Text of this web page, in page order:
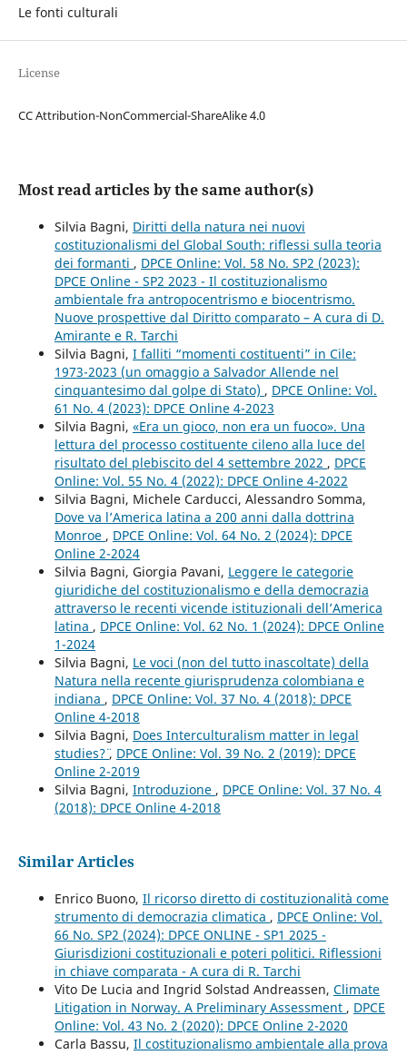
Le fonti culturali
License
CC Attribution-NonCommercial-ShareAlike 4.0
Most read articles by the same author(s)
Silvia Bagni, Diritti della natura nei nuovi
costituzionalismi del Global South: riflessi sulla teoria
dei formanti , DPCE Online: Vol. 58 No. SP2 (2023):
DPCE Online - SP2 2023 - Il costituzionalismo
ambientale fra antropocentrismo e biocentrismo.
Nuove prospettive dal Diritto comparato – A cura di D.
Amirante e R. Tarchi
Silvia Bagni, I falliti “momenti costituenti” in Cile:
1973-2023 (un omaggio a Salvador Allende nel
cinquantesimo dal golpe di Stato) , DPCE Online: Vol.
61 No. 4 (2023): DPCE Online 4-2023
Silvia Bagni, «Era un gioco, non era un fuoco». Una
lettura del processo costituente cileno alla luce del
risultato del plebiscito del 4 settembre 2022 , DPCE
Online: Vol. 55 No. 4 (2022): DPCE Online 4-2022
Silvia Bagni, Michele Carducci, Alessandro Somma,
Dove va l’America latina a 200 anni dalla dottrina
Monroe , DPCE Online: Vol. 64 No. 2 (2024): DPCE
Online 2-2024
Silvia Bagni, Giorgia Pavani, Leggere le categorie
giuridiche del costituzionalismo e della democrazia
attraverso le recenti vicende istituzionali dell’America
latina , DPCE Online: Vol. 62 No. 1 (2024): DPCE Online
1-2024
Silvia Bagni, Le voci (non del tutto inascoltate) della
Natura nella recente giurisprudenza colombiana e
indiana , DPCE Online: Vol. 37 No. 4 (2018): DPCE
Online 4-2018
Silvia Bagni, Does Interculturalism matter in legal
studies?¨, DPCE Online: Vol. 39 No. 2 (2019): DPCE
Online 2-2019
Silvia Bagni, Introduzione , DPCE Online: Vol. 37 No. 4
(2018): DPCE Online 4-2018
Similar Articles
Enrico Buono, Il ricorso diretto di costituzionalità come
strumento di democrazia climatica , DPCE Online: Vol.
66 No. SP2 (2024): DPCE ONLINE - SP1 2025 -
Giurisdizioni costituzionali e poteri politici. Riflessioni
in chiave comparata - A cura di R. Tarchi
Vito De Lucia and Ingrid Solstad Andreassen, Climate
Litigation in Norway. A Preliminary Assessment , DPCE
Online: Vol. 43 No. 2 (2020): DPCE Online 2-2020
Carla Bassu, Il costituzionalismo ambientale alla prova